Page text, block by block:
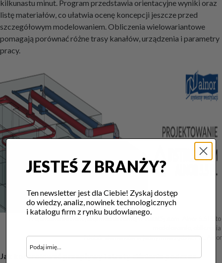
kilkunastu minut. Program przedstawia orientacyjne wyniki oraz
listę materiałów, co ułatwia ocenę koncepcji jeszcze przed
szczegółowym modelowaniem. Obliczenia wielowariantowe
pomagają porównać różne trasy kanałów, urządzenia i parametry
pracy.
Projektowanie wentylacji mechanicznej w InstalSystem-Alnor 5.5 PL to
modelowanie, obliczenia
i dobór elementów w jednym narzędziu. Fot. Alnor
Jak kontrolować przepływy i straty ciśnienia podczas
JESTEŚ Z BRANŻY?
Ten newsletter jest dla Ciebie! Zyskaj dostęp
do wiedzy, analiz, nowinek technologicznych
i katalogu firm z rynku budowlanego.